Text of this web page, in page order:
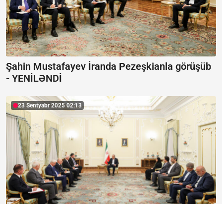
Şahin Mustafayev İranda Pezeşkianla görüşüb
- YENİLƏNDİ
23 Sentyabr 2025 02:13